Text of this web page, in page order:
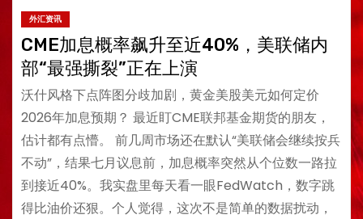
外汇资讯
CME加息概率飙升至近40%，美联储内
部“最强撕裂”正在上演
沃什风格下点阵图分歧加剧，黄金美股美元如何定价
2026年加息预期？ 最近盯CME联邦基金期货的朋友，
估计都有点懵。 前几周市场还在默认“美联储会继续按兵
不动”，结果七月议息前，加息概率突然从个位数一路拉
到接近40%。我实盘里每天看一眼FedWatch，数字跳
得比油价还狠。个人觉得，这次不是简单的数据扰动，